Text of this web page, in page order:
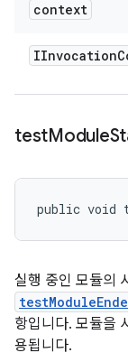
context
IInvocation
testModule
public void
실행 중인 모듈의
항입니다. 모듈을
용됩니다.